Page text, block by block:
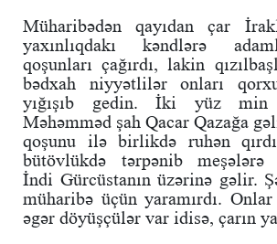
Müharibədən qayıdan çar
yaxınlıqdakı kəndlərə
qoşunları çağırdı, lakin
bədxah niyyətlilər onları
yığışıb gedin. İki yüz min
Məhəmməd şah Qacar Qazağa
qoşunu ilə birlikdə ruhən
bütövlükdə tərpənib meşələrə
İndi Gürcüstanın üzərinə gəlir.
müharibə üçün yaramırdı.
əgər döyüşçülər var idisə, çarın